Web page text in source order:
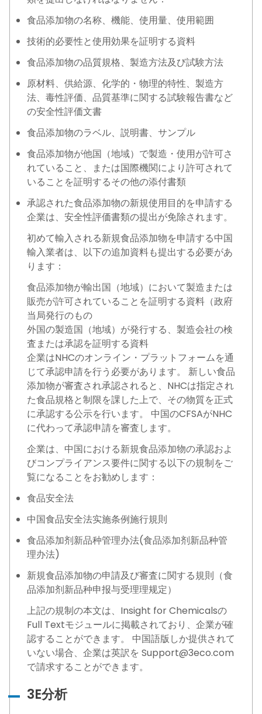
食品添加物の名称、機能、使用量、使用範囲
技術的必要性と使用効果を証明する資料
食品添加物の品質規格、製造方法及び試験方法
原材料、供給源、化学的・物理的特性、製造方
法、毒性評価、品質基準に関する試験報告書など
の安全性評価文書
食品添加物のラベル、説明書、サンプル
食品添加物が他国（地域）で製造・使用が許可さ
れていること、または国際機関により許可されて
いることを証明するその他の添付書類
承認された食品添加物の新規使用目的を申請する
企業は、安全性評価書類の提出が免除されます。
初めて輸入される新規食品添加物を申請する中国
輸入業者は、以下の追加資料も提出する必要があ
ります：
食品添加物が輸出国（地域）において製造または
販売が許可されていることを証明する資料（政府
当局発行のもの
外国の製造国（地域）が発行する、製造会社の検
査または承認を証明する資料
企業はNHCのオンライン・プラットフォームを通
じて承認申請を行う必要があります。 新しい食品
添加物が審査され承認されると、NHCは指定され
た食品規格と制限を課した上で、その物質を正式
に承認する公示を行います。 中国のCFSAがNHC
に代わって承認申請を審査します。
企業は、中国における新規食品添加物の承認およ
びコンプライアンス要件に関する以下の規制をご
覧になることをお勧めします：
食品安全法
中国食品安全法实施条例施行規則
食品添加剂新品种管理办法(食品添加剂新品种管
理办法)
新規食品添加物の申請及び審査に関する規則（食
品添加剂新品种申报与受理理规定）
上記の規制の本文は、Insight for Chemicalsの
Full Textモジュールに掲載されており、企業が確
認することができます。 中国語版しか提供されて
いない場合、企業は英訳を Support@3eco.com
で請求することができます。
3E分析